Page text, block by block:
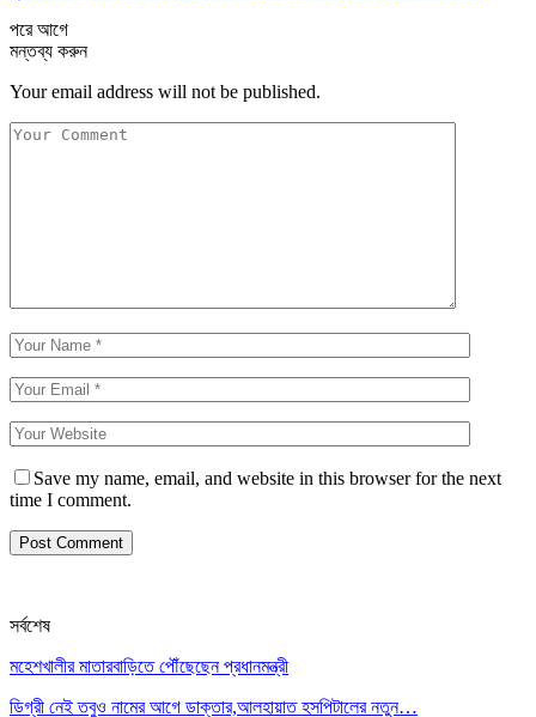
পরেআগে
মন্তব্য করুন
Your email address will not be published.
Save my name, email, and website in this browser for the next
time I comment.
সর্বশেষ
মহেশখালীর মাতারবাড়িতে পৌঁছেছেন প্রধানমন্ত্রী
ডিগ্রী নেই তবুও নামের আগে ডাক্তার,আলহায়াত হসপিটালের নতুন…